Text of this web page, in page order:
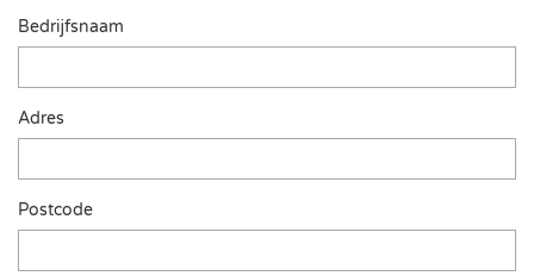
Bedrijfsnaam
Adres
Postcode